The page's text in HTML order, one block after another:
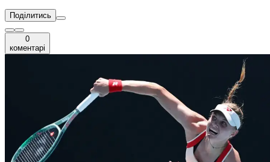
Поділитись
0
коментарі